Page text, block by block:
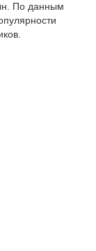
По данным